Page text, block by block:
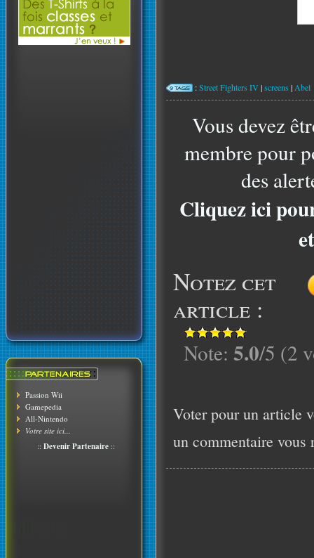
Passion Wii
Gamepedia
All-Nintendo
Votre site ici...
:: Devenir Partenaire ::
:Street Fighters IV |screens | Abel
Vous devez
membre pour
des
Cliquez ici
Notez cet
article :
Note: 5.0/5 (2
Voter pour un article
un commentaire vous